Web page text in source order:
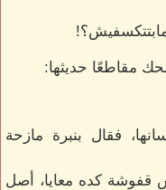
مقاطعًا حديثها:
فقال بنبرة مازحة
قفوشة كده معايا، أصل